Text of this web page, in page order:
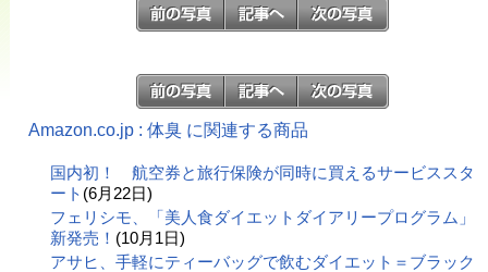
Amazon.co.jp : 体臭 に関連する商品
国内初！ 航空券と旅行保険が同時に買えるサービススタ
ート (6月22日)
フェリシモ、「美人食ダイエットダイアリープログラム」
新発売！ (10月1日)
アサヒ、手軽にティーバッグで飲むダイエット＝ブラック